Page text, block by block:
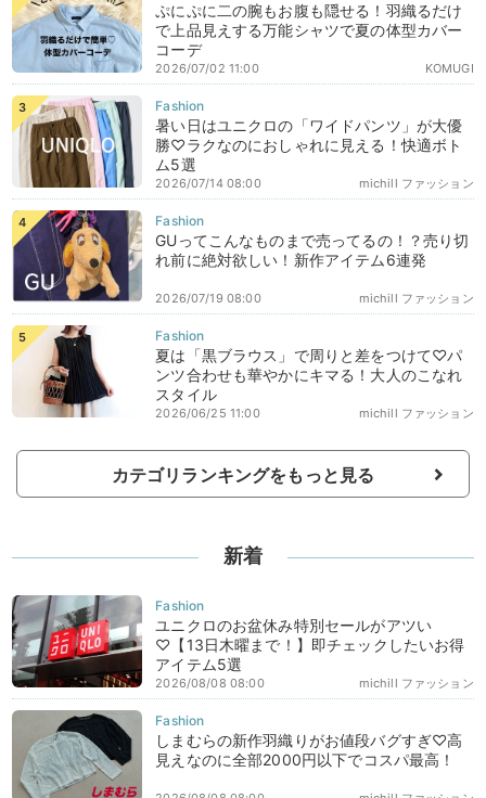
ぷにぷに二の腕もお腹も隠せる！羽織るだけ
で上品見えする万能シャツで夏の体型カバー
コーデ
KOMUGI
2026/07/02 11:00
暑い日はユニクロの「ワイドパンツ」が大優
勝♡ラクなのにおしゃれに見える！快適ボト
ム5選
michill ファッション
2026/07/14 08:00
GUってこんなものまで売ってるの！？売り切
れ前に絶対欲しい！新作アイテム6連発
michill ファッション
2026/07/19 08:00
夏は「黒ブラウス」で周りと差をつけて♡パ
ンツ合わせも華やかにキマる！大人のこなれ
スタイル
michill ファッション
2026/06/25 11:00
カテゴリランキングをもっと見る
新着
ユニクロのお盆休み特別セールがアツい
♡【13日木曜まで！】即チェックしたいお得
アイテム5選
michill ファッション
2026/08/08 08:00
しまむらの新作羽織りがお値段バグすぎ♡高
見えなのに全部2000円以下でコスパ最高！